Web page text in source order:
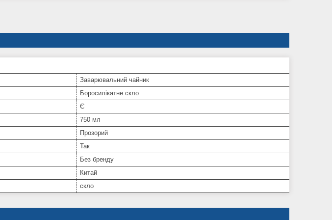
Заварювальний чайник
Боросилікатне скло
Є
750 мл
Прозорий
Так
Без бренду
Китай
скло